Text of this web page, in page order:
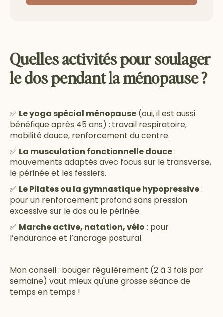
Quelles activités pour soulager
le dos pendant la ménopause ?
✅ Leyoga spécial ménopause (oui, il est aussi
bénéfique après 45 ans) : travail respiratoire,
mobilité douce, renforcement du centre.
✅ La musculation fonctionnelle douce:
mouvements adaptés avec focus sur le transverse,
le périnée et les fessiers.
✅ Le Pilates ou la gymnastique hypopressive:
pour un renforcement profond sans pression
excessive sur le dos ou le périnée.
✅ Marche active, natation, vélo : pour
l’endurance et l’ancrage postural.
Mon conseil : bouger régulièrement (2 à 3 fois par
semaine) vaut mieux qu'une grosse séance de
temps en temps !